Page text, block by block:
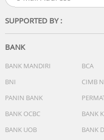
- Unit pengukuran: 1/
detik (setelah 60 menit)
- Mode pengukuran:
Penghitung waktu
Rentang hitung mundur:
SUPPORTED BY :
BANK
BANK MANDIRI BCA
BNI
CIMB
PANIN BANK
BANK OCBC
BANK
BANK UOB
BANK